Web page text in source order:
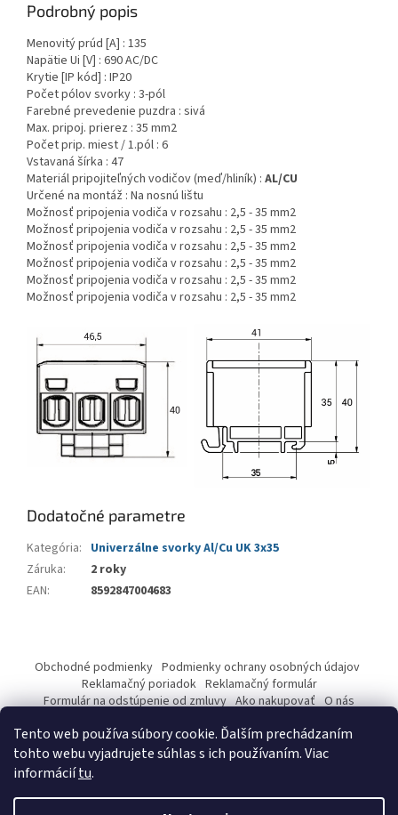
Tento web používa súbory cookie. Ďalším prechádzaním
tohto webu vyjadrujete súhlas s ich používaním. Viac
informáciítu.
Podrobný popis
Menovitý prúd [A] : 135
Napätie Ui [V] : 690 AC/DC
Krytie [IP kód] : IP20
Počet pólov svorky : 3-pól
Farebné prevedenie puzdra : sivá
Max. pripoj. prierez : 35 mm2
Počet prip. miest / 1.pól : 6
Vstavaná šírka : 47
Materiál pripojiteľných vodičov (meď/hliník) : AL/CU
Určené na montáž : Na nosnú lištu
Možnosť pripojenia vodiča v rozsahu : 2,5 - 35 mm2
Možnosť pripojenia vodiča v rozsahu : 2,5 - 35 mm2
Možnosť pripojenia vodiča v rozsahu : 2,5 - 35 mm2
Možnosť pripojenia vodiča v rozsahu : 2,5 - 35 mm2
Možnosť pripojenia vodiča v rozsahu : 2,5 - 35 mm2
Možnosť pripojenia vodiča v rozsahu : 2,5 - 35 mm2
Dodatočné parametre
Kategória: Univerzálne svorky Al/Cu UK 3x35
Záruka:
2 roky
EAN: 8592847004683
ä
Obchodné podmienky Podmienky ochrany osobných údajov
Reklamačný poriadok Reklamačný formulár
Formulár na odstúpenie od zmluvy Ako nakupovať O nás